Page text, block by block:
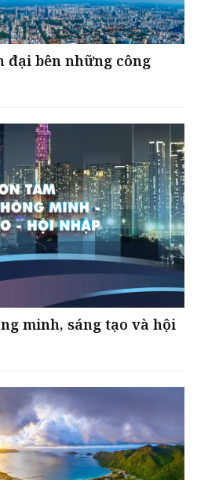
đại bên những công
minh, sáng tạo và hội